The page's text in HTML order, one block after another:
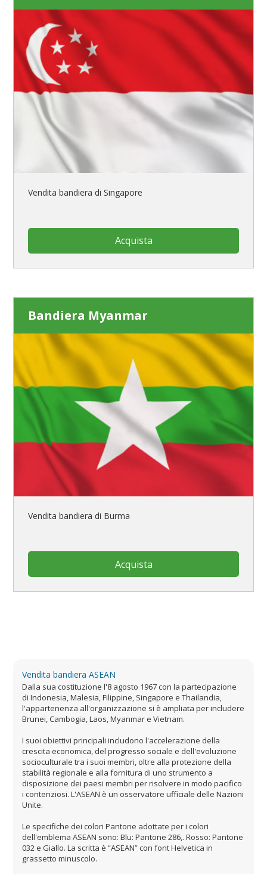
Vendita bandiera di Singapore
Acquista
Bandiera Myanmar
Vendita bandiera di Burma
Acquista
Vendita bandiera ASEAN
Dalla sua costituzione l'8 agosto 1967 con la partecipazione
di Indonesia, Malesia, Filippine, Singapore e Thailandia,
l'appartenenza all'organizzazione si è ampliata per includere
Brunei, Cambogia, Laos, Myanmar e Vietnam.
I suoi obiettivi principali includono l'accelerazione della
crescita economica, del progresso sociale e dell'evoluzione
socioculturale tra i suoi membri, oltre alla protezione della
stabilità regionale e alla fornitura di uno strumento a
disposizione dei paesi membri per risolvere in modo pacifico
i contenziosi. L'ASEAN è un osservatore ufficiale delle Nazioni
Unite.
Le specifiche dei colori Pantone adottate per i colori
dell'emblema ASEAN sono: Blu: Pantone 286,. Rosso: Pantone
032 e Giallo. La scritta è “ASEAN” con font Helvetica in
grassetto minuscolo.